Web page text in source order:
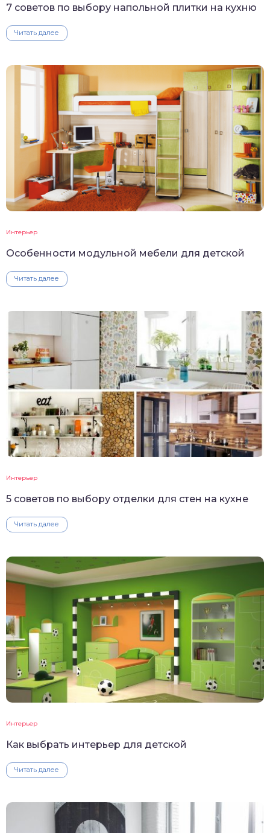
7 советов по выбору напольной плитки на кухню
Читать далее
Интерьер
Особенности модульной мебели для детской
Читать далее
Интерьер
5 советов по выбору отделки для стен на кухне
Читать далее
Интерьер
Как выбрать интерьер для детской
Читать далее